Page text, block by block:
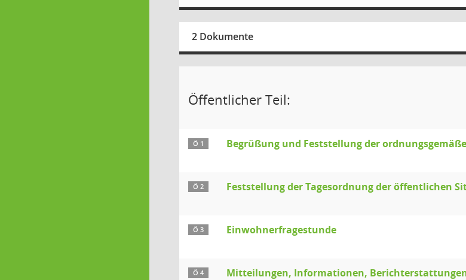
2 Dokumente
Öffentlicher Teil:
Ö 1 Begrüßung und Feststellung der
Ö 2 Feststellung der Tagesordnung der öffentlichen
Ö 3 Einwohnerfragestunde
Ö 4 Mitteilungen, Informationen,